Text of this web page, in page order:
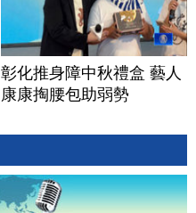
彰化推身障中秋禮盒 藝人
康康掏腰包助弱勢